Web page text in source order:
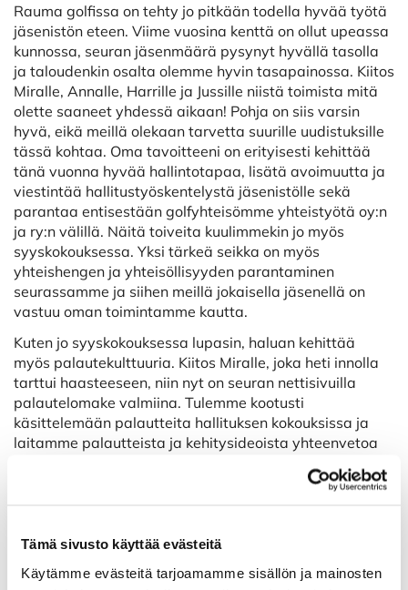
Tämä sivusto käyttää evästeitä
Käytämme evästeitä tarjoamamme sisällön ja mainosten
Rauma golfissa on tehty jo pitkään todella hyvää työtä
jäsenistön eteen. Viime vuosina kenttä on ollut upeassa
kunnossa, seuran jäsenmäärä pysynyt hyvällä tasolla
ja taloudenkin osalta olemme hyvin tasapainossa. Kiitos
Miralle, Annalle, Harrille ja Jussille niistä toimista mitä
olette saaneet yhdessä aikaan! Pohja on siis varsin
hyvä, eikä meillä olekaan tarvetta suurille uudistuksille
tässä kohtaa. Oma tavoitteeni on erityisesti kehittää
tänä vuonna hyvää hallintotapaa, lisätä avoimuutta ja
viestintää hallitustyöskentelystä jäsenistölle sekä
parantaa entisestään golfyhteisömme yhteistyötä oy:n
ja ry:n välillä. Näitä toiveita kuulimmekin jo myös
syyskokouksessa. Yksi tärkeä seikka on myös
yhteishengen ja yhteisöllisyyden parantaminen
seurassamme ja siihen meillä jokaisella jäsenellä on
vastuu oman toimintamme kautta.
Kuten jo syyskokouksessa lupasin, haluan kehittää
myös palautekulttuuria. Kiitos Miralle, joka heti innolla
tarttui haasteeseen, niin nyt on seuran nettisivuilla
palautelomake valmiina. Tulemme kootusti
käsittelemään palautteita hallituksen kokouksissa ja
laitamme palautteista ja kehitysideoista yhteenvetoa
Hallituksen ensimmäisen kokouksen 8.2. asialistalla
ovat muun muassa hallituksen järjestäytyminen ja